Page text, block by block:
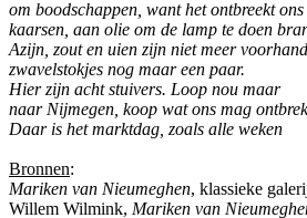
om boodschappen, want het ontbreekt
kaarsen, aan olie om de lamp te doen
Azijn, zout en uien zijn niet meer
zwavelstokjes nog maar een paar.
Hier zijn acht stuivers. Loop nou maar
naar Nijmegen, koop wat ons mag
Daar is het marktdag, zoals alle weken
Bronnen:
Mariken van Nieumeghen, klassieke
Willem Wilmink, Mariken van